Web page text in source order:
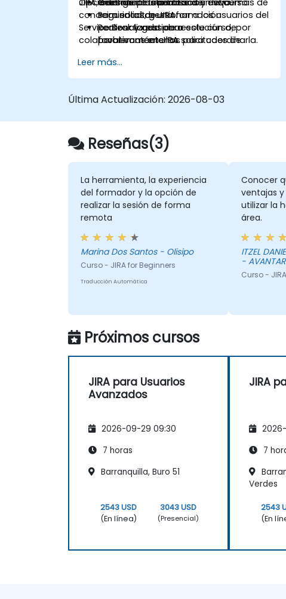
conocimientos, gestionar a los usuarios del
Service Desk y gestionar
colaborativamente las solicitudes de
seguridad de JIRA.
Realizar tareas de resolución de
problemas en JIRA.
Desk de JIRA.
Para solicitar una formación
personalizada para este curso, por
favor contáctenos para coordinarla.
Leer más...
Última Actualización: 2026-08-03
Reseñas(3)
La herramienta, la experiencia
del formador y la opción de
realizar la sesión de forma
remota
Marina Dos Santos - Olisipo
Curso - JIRA for Beginners
Traducción Automática
Conocer
ventajas
utilizar la
área.
ITZEL
-
Curso -
Próximos cursos
JIRA para Usuarios
Avanzados
2026-09-29 09:30
7 horas
Barranquilla, Buro 51
2543 USD
(En línea)
3043 USD
(Presencial)
JIRA
7
Verdes
2543
(En